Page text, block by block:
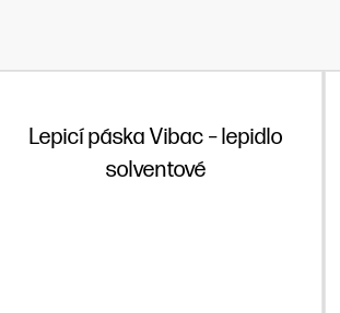
Lepicí páska Vibac – lepidlo
solventové